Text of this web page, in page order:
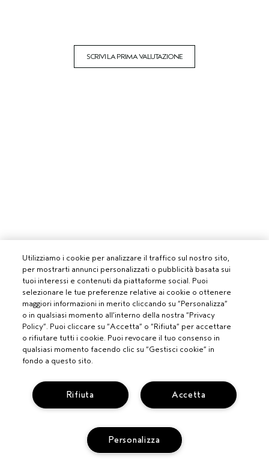
SCRIVI LA PRIMA VALUTAZIONE
PROFESSIONISTI
DIVENTA UN SALONE AVEDA
BISOGNO DI AIUTO?
CHATTA CON NOI
SCOPRI IL CANALE PIÚ INDICATO PER LA TUA RICHIESTA
CONTATTA IL PRODUTTORE
TERMINI E CONDIZIONI
Utilizziamo i cookie per analizzare il traffico sul nostro sito,
per mostrarti annunci personalizzati o pubblicità basata sui
tuoi interessi e contenuti da piattaforme social. Puoi
selezionare le tue preferenze relative ai cookie o ottenere
maggiori informazioni in merito cliccando su “Personalizza”
o in qualsiasi momento all’interno della nostra “Privacy
Policy”. Puoi cliccare su “Accetta” o “Rifiuta” per accettare
o rifiutare tutti i cookie. Puoi revocare il tuo consenso in
qualsiasi momento facendo clic su “Gestisci cookie” in
fondo a questo sito.
Accetta
Rifiuta
Personalizza